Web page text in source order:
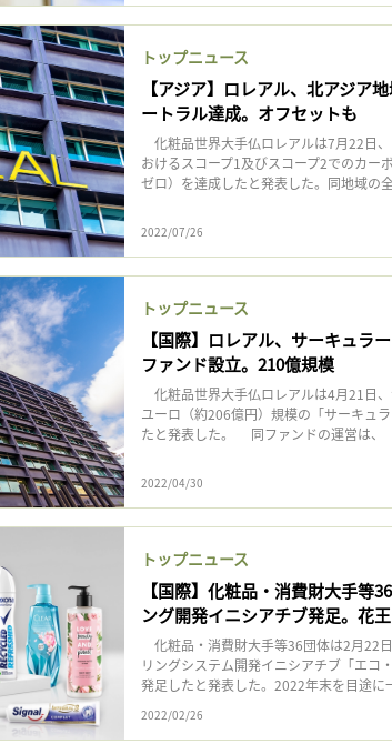
トップニュース
【アジア】ロレアル、北アジア
ートラル達成。オフセットも
化粧品世界大手仏ロレアルは7月22日
おけるスコープ1及びスコープ2でのカー
ゼロ）を達成したと発表した。同地域の
2022/07/26
トップニュース
【国際】ロレアル、サーキュラ
ファンド設立。210億規模
化粧品世界大手仏ロレアルは4月21日
ユーロ（約206億円）規模の「サーキュ
たと発表した。 同ファンドの運営は、
2022/04/30
トップニュース
【国際】化粧品・消費財大手等
ング開発イニシアチブ発足。花
化粧品・消費財大手等36団体は2月22
リングシステム開発イニシアチブ「エコ
発足したと発表した。2022年末を目途
2022/02/26
りに保存するには
が必要です
会員登録